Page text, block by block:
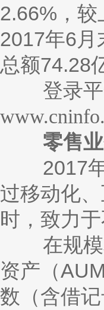
2.66%，
2017年6月
总额74.28
登录平
零售业务
2017年
过移动化
时，致力
在规模
资产（
数（含借